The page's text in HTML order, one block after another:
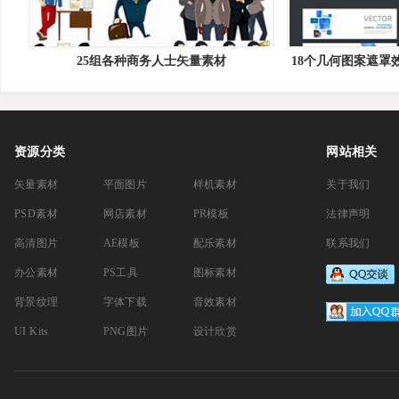
25组各种商务人士矢量素材 18个几何图案遮罩
资源分类
矢量素材
PSD素材
高清图片
办公素材
背景纹理
UI Kits
平面图片
网店素材
AE模板
PS工具
字体下载
PNG图片
样机素材
PR模板
配乐素材
图标素材
音效素材
设计欣赏
网站相关
关于我们
法律声明
联系我们